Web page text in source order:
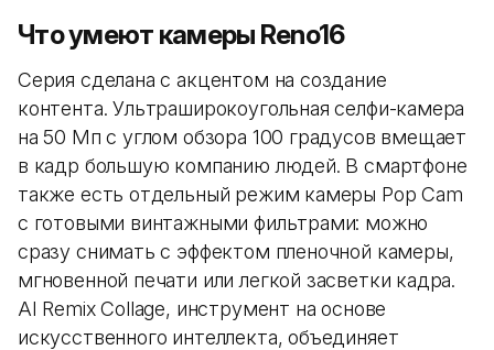
Что умеют камеры Reno16
Серия сделана с акцентом на создание
контента. Ультраширокоугольная селфи-камера
на 50 Мп с углом обзора 100 градусов вмещает
в кадр большую компанию людей. В смартфоне
также есть отдельный режим камеры Pop Cam
с готовыми винтажными фильтрами: можно
сразу снимать с эффектом пленочной камеры,
мгновенной печати или легкой засветки кадра.
AI Remix Collage, инструмент на основе
искусственного интеллекта, объединяет